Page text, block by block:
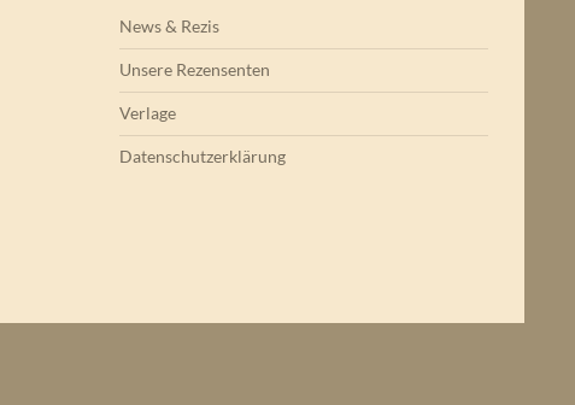
News & Rezis
Unsere Rezensenten
Verlage
Datenschutzerklärung